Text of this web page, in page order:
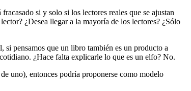
si y solo si los lectores reales que se ajustan
¿Desea llegar a la mayoría de los lectores? ¿Sólo
si pensamos que un libro también es un producto a
¿Hace falta explicarle lo que es un elfo? No.
uno), entonces podría proponerse como modelo